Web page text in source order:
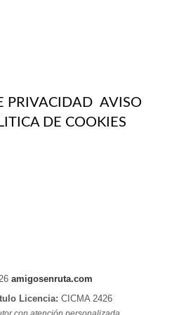
PRIVACIDAD AVISO
DE COOKIES
amigosenruta.com
Licencia: CICMA 2426